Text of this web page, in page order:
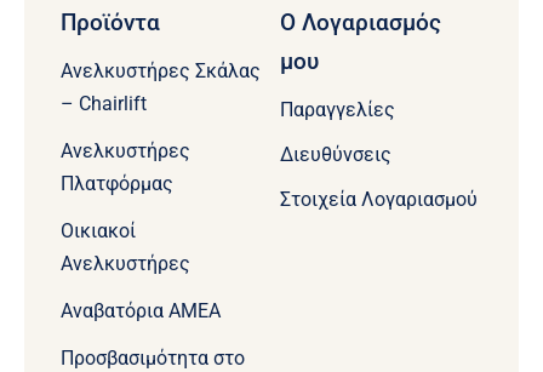
Προϊόντα
Ανελκυστήρες Σκάλας
– Chairlift
Ανελκυστήρες
Πλατφόρμας
Οικιακοί
Ανελκυστήρες
Aναβατόρια ΑΜΕΑ
Προσβασιμότητα στο
Ο Λογαριασμός
μου
Παραγγελίες
Διευθύνσεις
Στοιχεία Λογαριασμού